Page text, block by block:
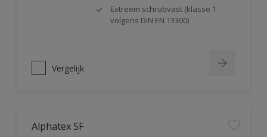
Extreem schrobvast (klasse 1
volgens DIN EN 13300)
Vergelijk
Alphatex SF